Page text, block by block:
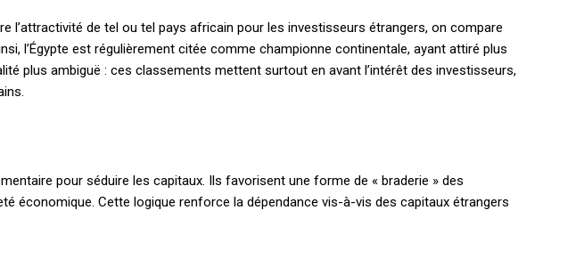
l’attractivité de tel ou tel pays africain pour les investisseurs étrangers, on compare
l’Égypte est régulièrement citée comme championne continentale, ayant attiré plus
plus ambiguë : ces classements mettent surtout en avant l’intérêt des investisseurs,
pour séduire les capitaux. Ils favorisent une forme de « braderie » des
économique. Cette logique renforce la dépendance vis-à-vis des capitaux étrangers